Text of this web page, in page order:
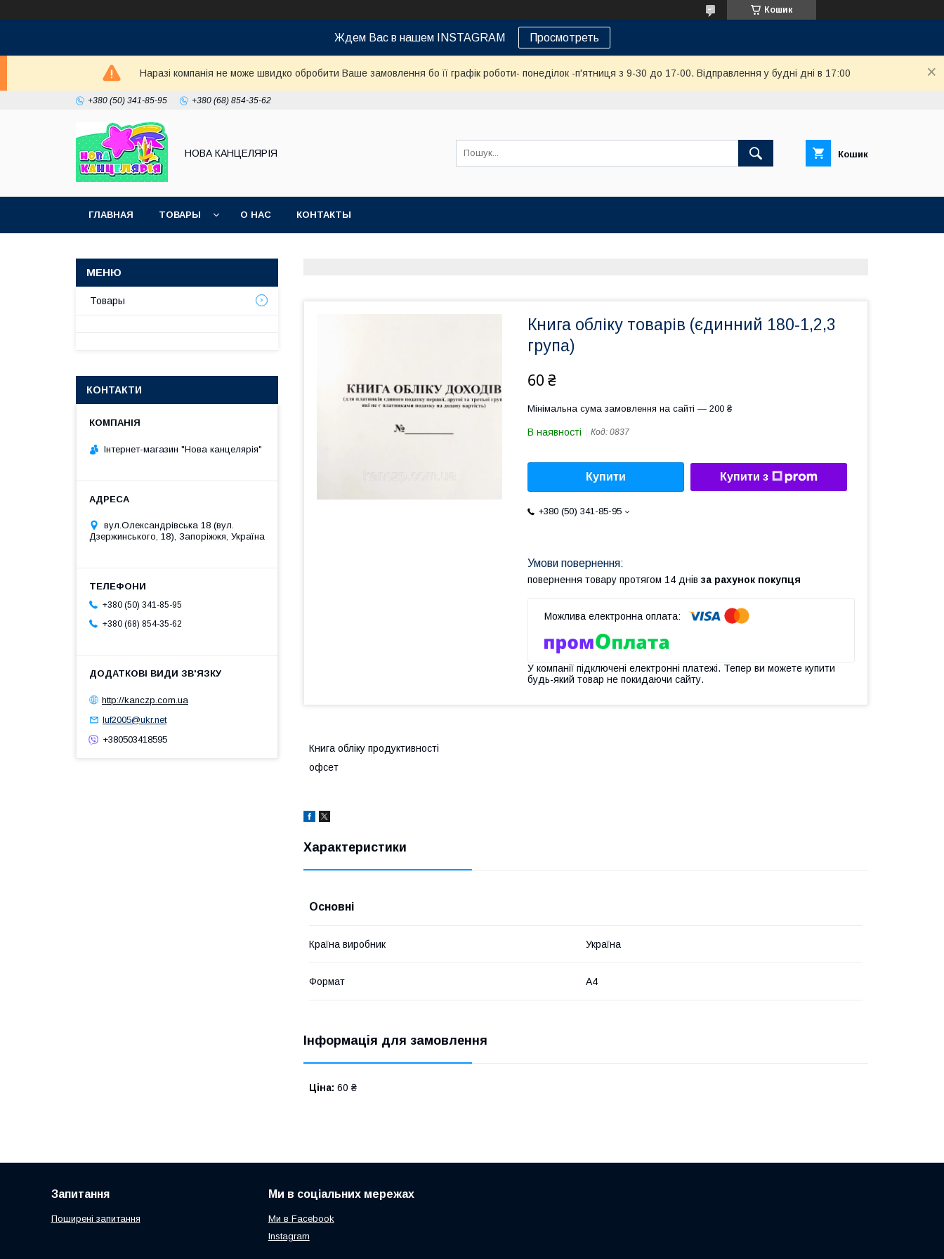
Кошик
Ждем Вас в нашем INSTAGRAM Просмотреть
Наразі компанія не може швидко обробити Ваше замовлення бо її графік роботи- понеділок -п'ятниця з 9-30 до 17-00. Відправлення у будні дні в 17:00
+380 (50) 341-85-95 +380 (68) 854-35-62
НОВА КАНЦЕЛЯРІЯ Кошик
ГЛАВНАЯ ТОВАРЫ О НАС КОНТАКТЫ
Книга обліку товарів (єдинний 180-1,2,3
група)
60 ₴
Мінімальна сума замовлення на сайті — 200 ₴
В наявності Код: 0837
Купити Купити з
+380 (50) 341-85-95
повернення товару протягом 14 днів за рахунок покупця
У компанії підключені електронні платежі. Тепер ви можете купити
будь-який товар не покидаючи сайту.
Книга обліку продуктивності
офсет
Характеристики
Основні
Країна виробник Україна
Формат A4
Інформація для замовлення
Ціна: 60 ₴
Товары
КОНТАКТИ
Інтернет-магазин "Нова канцелярія"
вул.Олександрівська 18 (вул.
Дзержинського, 18), Запоріжжя, Україна
+380 (50) 341-85-95
+380 (68) 854-35-62
http://kanczp.com.ua
luf2005@ukr.net
+380503418595
Запитання
Поширені запитання
Ми в соціальних мережах
Ми в Facebook
Instagram